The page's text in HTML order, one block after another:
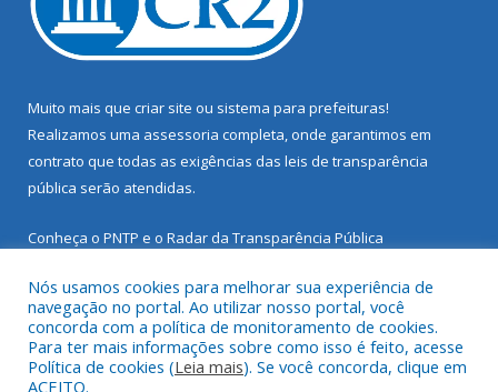
Muito mais que criar site ou sistema para prefeituras!
Realizamos uma assessoria completa, onde garantimos em
contrato que todas as exigências das leis de transparência
pública serão atendidas.
Conheça o PNTP e o Radar da Transparência Pública
Todos os direitos reservados a Prefeitura Municipal de Santarém
Novo.
Nós usamos cookies para melhorar sua experiência de
navegação no portal. Ao utilizar nosso portal, você
concorda com a política de monitoramento de cookies.
Para ter mais informações sobre como isso é feito, acesse
Política de cookies (Leia mais). Se você concorda, clique em
ACEITO.